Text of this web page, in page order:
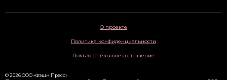
О проекте
Политика конфиденциальности
Пользовательское соглашение
© 2026 ООО «Фэшн Пресс»